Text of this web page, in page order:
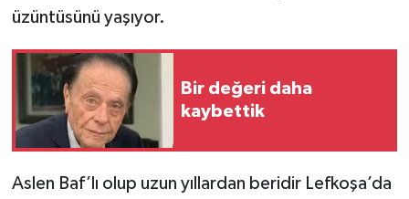
üzüntüsünü yaşıyor.
Bir değeri daha
kaybettik
Aslen Baf’lı olup uzun yıllardan beridir Lefkoşa’da